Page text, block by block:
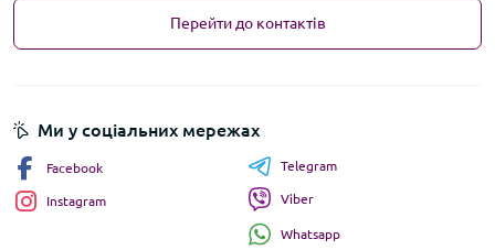
Перейти до контактів
Ми у соціальних мережах
Facebook
Instagram
Telegram
Viber
Whatsapp